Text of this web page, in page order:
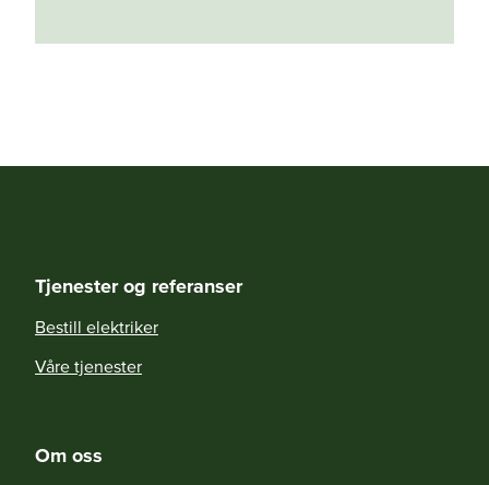
Tjenester og referanser
Bestill elektriker
Våre tjenester
Om oss